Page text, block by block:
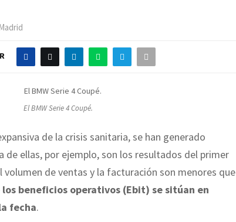
El BMW Serie 4 Coupé.
de la crisis sanitaria, se han generado
de ellas, por ejemplo, son los resultados del primer
volumen de ventas y la facturación son menores que
los beneficios operativos (Ebit) se sitúan en
fecha.